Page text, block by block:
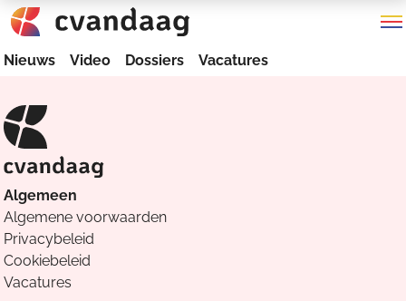
Nieuws Video Dossiers Vacatures
Algemeen
Algemene voorwaarden
Privacybeleid
Cookiebeleid
Vacatures